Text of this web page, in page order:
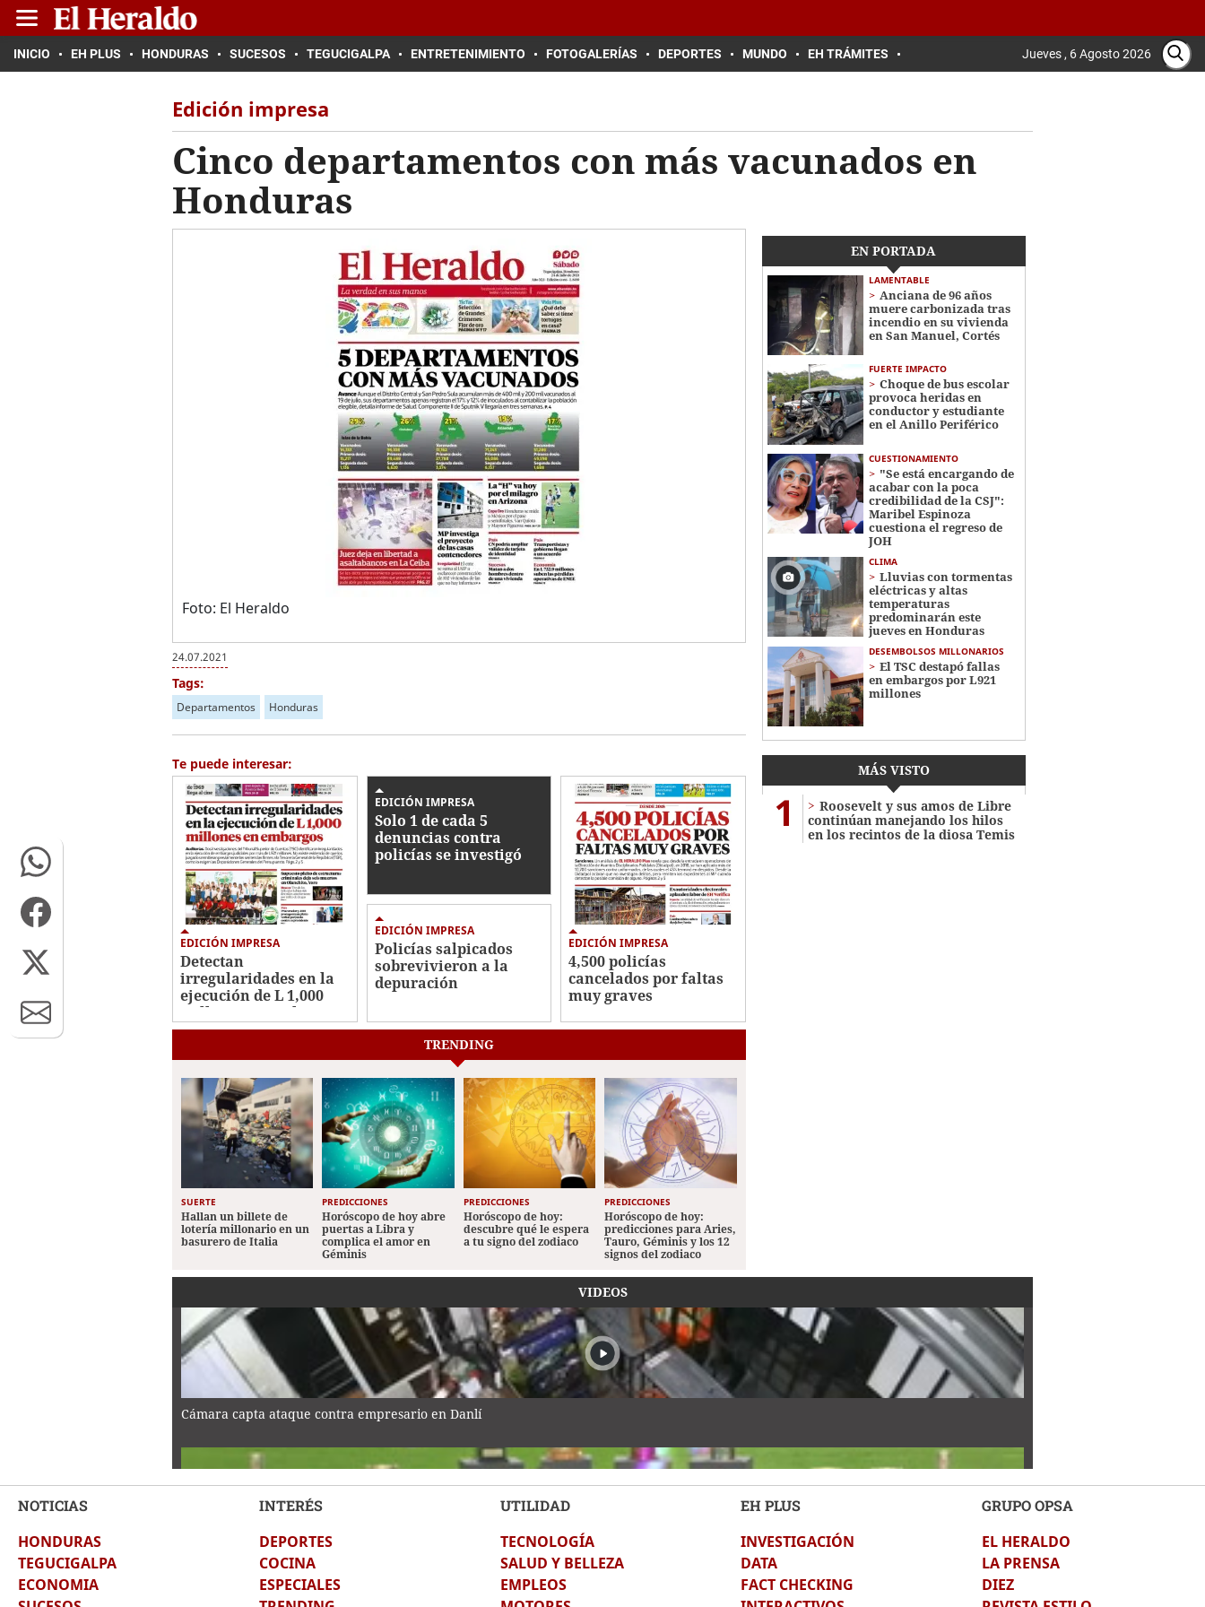
INICIO EH PLUS HONDURAS SUCESOS TEGUCIGALPA ENTRETENIMIENTO FOTOGALERÍAS DEPORTES MUNDO EH TRÁMITES Jueves , 6 Agosto 2026
Edición impresa
Cinco departamentos con más vacunados en
Honduras
Foto: El Heraldo
24.07.2021
Tags:
Departamentos Honduras
Te puede interesar:
EDICIÓN IMPRESA
Detectan
irregularidades en la
ejecución de L 1,000
millones en embargos
EDICIÓN IMPRESA
Solo 1 de cada 5
denuncias contra
policías se investigó
EDICIÓN IMPRESA
Policías salpicados
sobrevivieron a la
depuración
EDICIÓN IMPRESA
4,500 policías
cancelados por faltas
muy graves
EN PORTADA
LAMENTABLE
Anciana de 96 años
muere carbonizada tras
incendio en su vivienda
en San Manuel, Cortés
FUERTE IMPACTO
Choque de bus escolar
provoca heridas en
conductor y estudiante
en el Anillo Periférico
CUESTIONAMIENTO
"Se está encargando de
acabar con la poca
credibilidad de la CSJ":
Maribel Espinoza
cuestiona el regreso de
JOH
CLIMA
Lluvias con tormentas
eléctricas y altas
temperaturas
predominarán este
jueves en Honduras
DESEMBOLSOS MILLONARIOS
El TSC destapó fallas
en embargos por L921
millones
MÁS VISTO
1
Roosevelt y sus amos de Libre
continúan manejando los hilos
en los recintos de la diosa Temis
TRENDING
SUERTE
Hallan un billete de
lotería millonario en un
basurero de Italia
PREDICCIONES
Horóscopo de hoy abre
puertas a Libra y
complica el amor en
Géminis
PREDICCIONES
Horóscopo de hoy:
descubre qué le espera
a tu signo del zodiaco
PREDICCIONES
Horóscopo de hoy:
predicciones para Aries,
Tauro, Géminis y los 12
signos del zodiaco
VIDEOS
Cámara capta ataque contra empresario en Danlí
‘Vozinha’, un refuerzo que cayó del cielo a Colo Colo como su camiseta en la bienvenida
NOTICIAS
HONDURAS
TEGUCIGALPA
ECONOMIA
INTERÉS
DEPORTES
COCINA
ESPECIALES
UTILIDAD
TECNOLOGÍA
SALUD Y BELLEZA
EMPLEOS
EH PLUS
INVESTIGACIÓN
DATA
FACT CHECKING
GRUPO OPSA
EL HERALDO
LA PRENSA
DIEZ